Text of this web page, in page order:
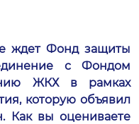
ждет Фонд защиты
с Фондом
ЖКХ в рамках
которую объявил
Как вы оцениваете